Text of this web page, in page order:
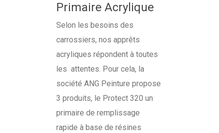
Primaire Acrylique
Selon les besoins des
carrossiers, nos apprêts
acryliques répondent à toutes
les attentes. Pour cela, la
société ANG Peinture propose
3 produits, le Protect 320 un
primaire de remplissage
rapide à base de résines